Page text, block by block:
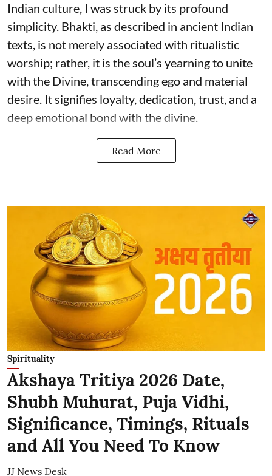
Indian culture, I was struck by its profound
simplicity. Bhakti, as described in ancient Indian
texts, is not merely associated with ritualistic
worship; rather, it is the soul’s yearning to unite
with the Divine, transcending ego and material
desire. It signifies loyalty, dedication, trust, and a
deep emotional bond with the divine.
Read More
Spirituality
Akshaya Tritiya 2026 Date,
Shubh Muhurat, Puja Vidhi,
Significance, Timings, Rituals
and All You Need To Know
JJ News Desk